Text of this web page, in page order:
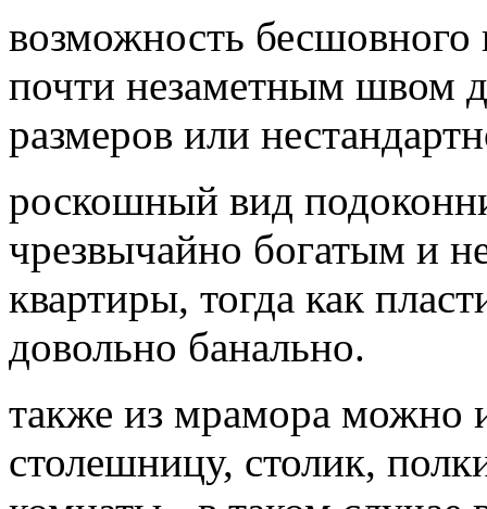
возможность
почти незаметным швом
размеров или
роскошный вид
чрезвычайно богатым и
квартиры, тогда как
довольно банально.
также из мрамора можно
столешницу, столик,